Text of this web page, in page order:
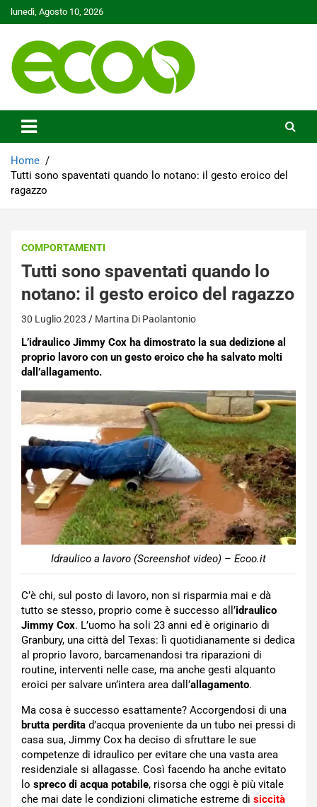
Skip
to
lunedì, Agosto 10, 2026
Ecoo.it
Home
Tutti sono spaventati quando lo notano: il gesto eroico del
ragazzo
COMPORTAMENTI
Tutti sono spaventati quando lo
notano: il gesto eroico del ragazzo
30 Luglio 2023 Martina Di Paolantonio
L’idraulico Jimmy Cox ha dimostrato la sua dedizione al
proprio lavoro con un gesto eroico che ha salvato molti
dall’allagamento.
Idraulico a lavoro (Screenshot video) – Ecoo.it
C’è chi, sul posto di lavoro, non si risparmia mai e dà
tutto se stesso, proprio come è successo all’idraulico
Jimmy Cox. L’uomo ha soli 23 anni ed è originario di
Granbury, una città del Texas: lì quotidianamente si dedica
al proprio lavoro, barcamenandosi tra riparazioni di
routine, interventi nelle case, ma anche gesti alquanto
eroici per salvare un’intera area dall’allagamento.
Ma cosa è successo esattamente? Accorgendosi di una
brutta perdita d’acqua proveniente da un tubo nei pressi di
casa sua, Jimmy Cox ha deciso di sfruttare le sue
competenze di idraulico per evitare che una vasta area
residenziale si allagasse. Così facendo ha anche evitato
lo spreco di acqua potabile, risorsa che oggi è più vitale
che mai date le condizioni climatiche estreme di siccità